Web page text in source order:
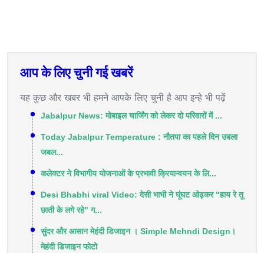
आप के लिए चुनी गई खबरें
यह कुछ और खबर भी हमने आपके लिए चुनी है आप इन्हे भी पढ़ें
Jabalpur News: मोबाइल चार्जिंग को लेकर दो परिवारों में ...
Today Jabalpur Temperature : नौतपा का पहले दिन उबला
जबल...
कलेक्टर ने विभागीय योजनाओं के प्रभावी क्रियान्वयन के लि...
Desi Bhabhi viral Video: देसी भाभी ने घूंघट ओढ़कर "हाय रे तू
छाती के लगे रहे" ग...
सुंदर और आसान मेहंदी डिजाइन । Simple Mehndi Design।
मेहंदी डिजाइन फोटो